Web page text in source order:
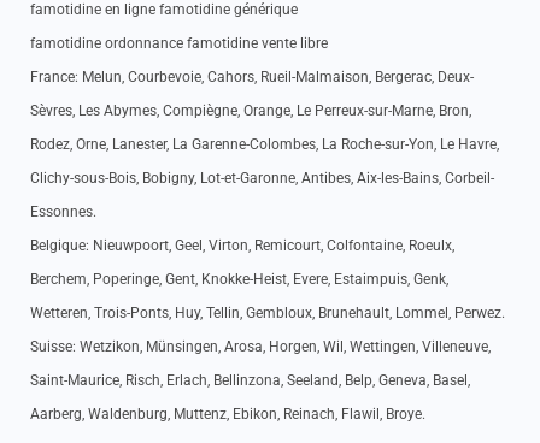
famotidine en ligne famotidine générique
famotidine ordonnance famotidine vente libre
France: Melun, Courbevoie, Cahors, Rueil-Malmaison, Bergerac, Deux-
Sèvres, Les Abymes, Compiègne, Orange, Le Perreux-sur-Marne, Bron,
Rodez, Orne, Lanester, La Garenne-Colombes, La Roche-sur-Yon, Le Havre,
Clichy-sous-Bois, Bobigny, Lot-et-Garonne, Antibes, Aix-les-Bains, Corbeil-
Essonnes.
Belgique: Nieuwpoort, Geel, Virton, Remicourt, Colfontaine, Roeulx,
Berchem, Poperinge, Gent, Knokke-Heist, Evere, Estaimpuis, Genk,
Wetteren, Trois-Ponts, Huy, Tellin, Gembloux, Brunehault, Lommel, Perwez.
Suisse: Wetzikon, Münsingen, Arosa, Horgen, Wil, Wettingen, Villeneuve,
Saint-Maurice, Risch, Erlach, Bellinzona, Seeland, Belp, Geneva, Basel,
Aarberg, Waldenburg, Muttenz, Ebikon, Reinach, Flawil, Broye.